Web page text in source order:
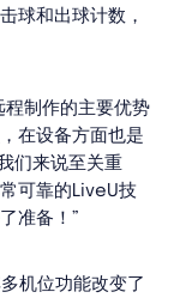
球和出球计数，
程制作的主要优势
在设备方面也是
们来说至关重
可靠的LiveU技
准备！”
机位功能改变了